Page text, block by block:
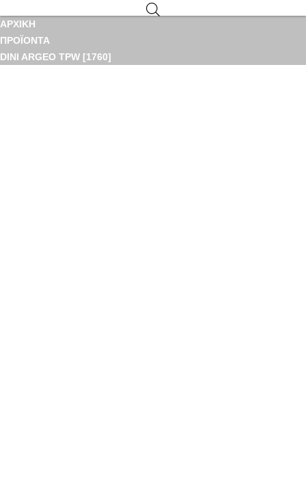
ΑΡΧΙΚΉ
ΠΡΟΪΌΝΤΑ
DINI ARGEO TPW [1760]